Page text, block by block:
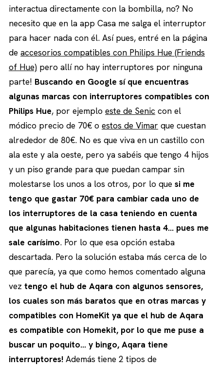
interactua directamente con la bombilla, no? No
necesito que en la app Casa me salga el interruptor
para hacer nada con él. Así pues, entré en la página
de accesorios compatibles con Philips Hue (Friends
of Hue) pero allí no hay interruptores por ninguna
parte! Buscando en Google sí que encuentras
algunas marcas con interruptores compatibles con
Philips Hue, por ejemplo este de Senic con el
módico precio de 70€ o estos de Vimar que cuestan
alrededor de 80€. No es que viva en un castillo con
ala este y ala oeste, pero ya sabéis que tengo 4 hijos
y un piso grande para que puedan campar sin
molestarse los unos a los otros, por lo que si me
tengo que gastar 70€ para cambiar cada uno de
los interruptores de la casa teniendo en cuenta
que algunas habitaciones tienen hasta 4… pues me
sale carísimo. Por lo que esa opción estaba
descartada. Pero la solución estaba más cerca de lo
que parecía, ya que como hemos comentado alguna
vez tengo el hub de Aqara con algunos sensores,
los cuales son más baratos que en otras marcas y
compatibles con HomeKit ya que el hub de Aqara
es compatible con Homekit, por lo que me puse a
buscar un poquito… y bingo, Aqara tiene
interruptores! Además tiene 2 tipos de